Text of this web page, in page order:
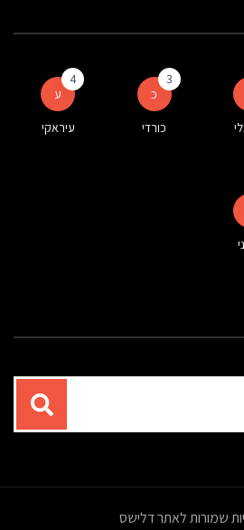
כ
3
כורדי
ע
4
עיראקי
שמורות לאתר דלישס